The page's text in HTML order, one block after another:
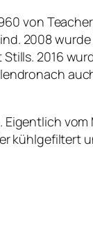
von
2008
2016
kühlgefiltert